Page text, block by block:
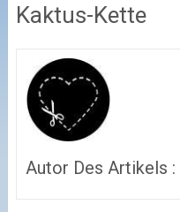
Kaktus-Kette
Autor Des Artikels :